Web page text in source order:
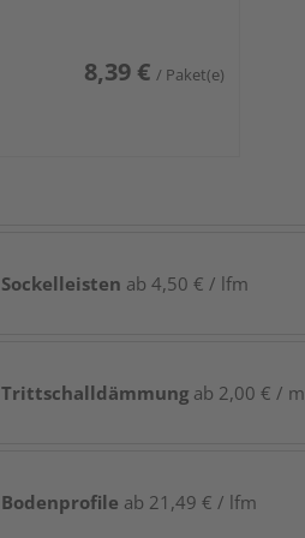
8,39 € / Paket(e)
Sockelleisten ab 4,50 € / lfm
Trittschalldämmung ab 2,00 € /
Bodenprofile ab 21,49 € / lfm